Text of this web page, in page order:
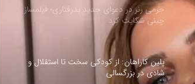
جرمی رنر در دعوای جدید بدرفتاری؛ فیلمساز
چینی شکایت کرد
پلین کاراهان: از کودکی سخت تا استقلال و
شادی در بزرگسالی